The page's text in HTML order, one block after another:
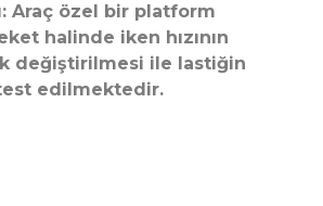
Araç özel bir platform
halinde iken hızının
değiştirilmesi ile lastiğin
test edilmektedir.